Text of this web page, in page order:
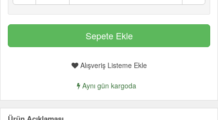
Alışveriş Listeme Ekle
Aynı gün kargoda